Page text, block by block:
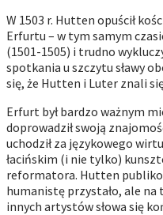
W 1503 r. Hutten opuścił
Erfurtu – w tym samym
(1501-1505) i trudno
spotkania u szczytu sławy
się, że Hutten i Luter znali
Erfurt był bardzo ważnym
doprowadził swoją
uchodził za językowego
łacińskim (i nie tylko)
reformatora. Hutten
humanistę przystało, ale
innych artystów słowa się